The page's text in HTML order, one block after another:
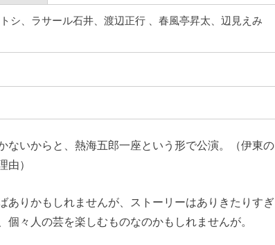
シ、ラサール石井、渡辺正行 、春風亭昇太、辺見えみ
ないからと、熱海五郎一座という形で公演。（伊東の
由）
ありかもしれませんが、ストーリーはありきたりすぎ
々人の芸を楽しむものなのかもしれませんが。